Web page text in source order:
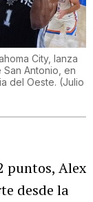
City, lanza
Antonio, en
del Oeste. (Julio
puntos, Alex
desde la